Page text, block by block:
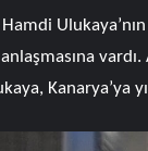
Kanarya’ya